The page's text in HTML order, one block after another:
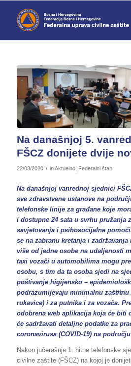
Na današnjoj 5.
FŠCZ donijete dvije
22/03/2020 / inAktuelno, Federalni štab
Na današnjoj vanrednoj sjednici
sve zdravstvene ustanove na
telefonske linije za građane koje
i dostupne 24 sata u svrhu pružanja
savjetovanja i psihosocijalne
se na zabranu kretanja i
više od jedne osobe na udaljenosti
taxi vozači u automobilima mogu
osobu, s tim da ta osoba sjedi na
poštivanje higijensko –
podrazumijevaju minimalnu zaštitnu
rukavice) i za putnika i za vozača.
odobrena web aplikacija koja će biti
će sadržavati detaljne podatke za
coronavirusa (COVID-19) na
Nakon jučerašnje 1. hitne telefonske
civilne zaštite (FŠCZ) na kojoj je